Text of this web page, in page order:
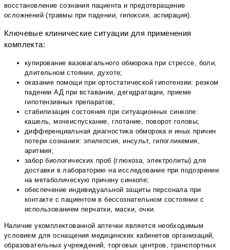
восстановление сознания пациента и предотвращение
осложнений (травмы при падении, гипоксия, аспирация).
Ключевые клинические ситуации для применения
комплекта:
купирование вазовагального обморока при стрессе, боли,
длительном стоянии, духоте;
оказание помощи при ортостатической гипотензии: резком
падении АД при вставании, дегидратации, приеме
гипотензивных препаратов;
стабилизация состояния при ситуационных синкопе:
кашель, мочеиспускание, глотание, поворот головы;
дифференциальная диагностика обморока и иных причин
потери сознания: эпилепсия, инсульт, гипогликемия,
аритмия;
забор биологических проб (глюкоза, электролиты) для
доставки в лабораторию на исследование при подозрении
на метаболическую причину синкопе;
обеспечение индивидуальной защиты персонала при
контакте с пациентом в бессознательном состоянии с
использованием перчатки, маски, очки.
Наличие укомплектованной аптечки является необходимым
условием для оснащения медицинских кабинетов организаций,
образовательных учреждений, торговых центров, транспортных